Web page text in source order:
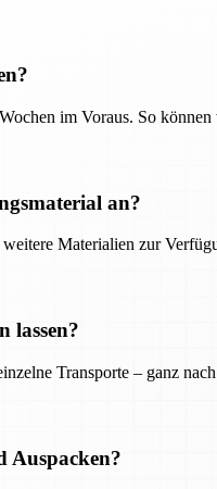
im Voraus. So
an?
Materialien zur
lassen?
Transporte – ganz
Auspacken?